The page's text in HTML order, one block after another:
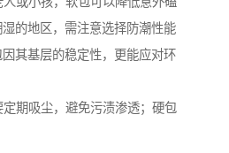
的地区，需注意选择防潮性能
其基层的稳定性，更能应对环
期吸尘，避免污渍渗透；硬包